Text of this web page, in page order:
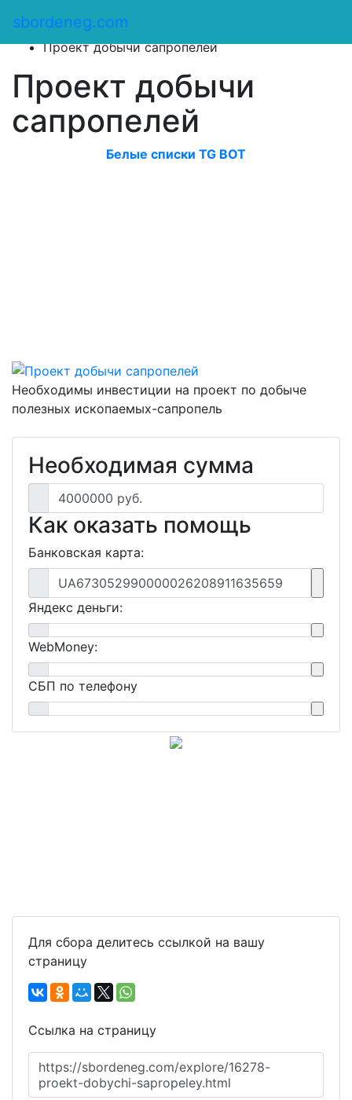
sbordeneg.com
Оказать помощь
Проект добычи сапропелей
Проект добычи
сапропелей
Белые списки TG BOT
Необходимы инвестиции на проект по добыче
полезных ископаемых-сапропель
Необходимая сумма
4000000 руб.
Как оказать помощь
Банковская карта:
UA673052990000026208911635659
Яндекс деньги:
WebMoney:
СБП по телефону
Для сбора делитесь ссылкой на вашу
страницу
Ссылка на страницу
https://sbordeneg.com/explore/16278-
proekt-dobychi-sapropeley.html